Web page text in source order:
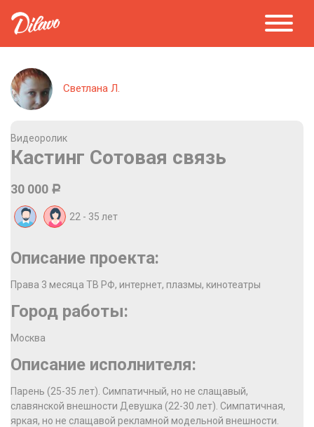
Светлана Л.
Видеоролик
Кастинг Сотовая связь
30 000 Р
22 - 35 лет
Описание проекта:
Права 3 месяца ТВ РФ, интернет, плазмы, кинотеатры
Город работы:
Москва
Описание исполнителя:
Парень (25-35 лет). Симпатичный, но не слащавый,
славянской внешности Девушка (22-30 лет). Симпатичная,
яркая, но не слащавой рекламной модельной внешности.